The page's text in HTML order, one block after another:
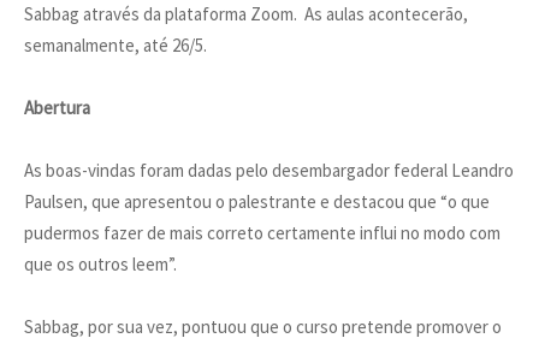
Sabbag através da plataforma Zoom. As aulas acontecerão,
semanalmente, até 26/5.
Abertura
As boas-vindas foram dadas pelo desembargador federal Leandro
Paulsen, que apresentou o palestrante e destacou que “o que
pudermos fazer de mais correto certamente influi no modo com
que os outros leem”.
Sabbag, por sua vez, pontuou que o curso pretende promover o